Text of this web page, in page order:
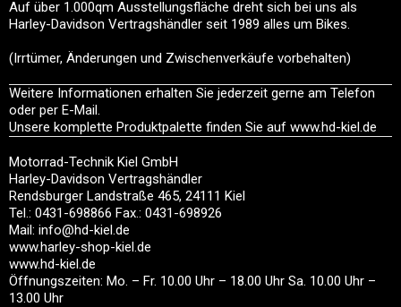
Auf über 1.000qm Ausstellungsfläche dreht sich bei uns als
Harley-Davidson Vertragshändler seit 1989 alles um Bikes.
(Irrtümer, Änderungen und Zwischenverkäufe vorbehalten)
Weitere Informationen erhalten Sie jederzeit gerne am Telefon
oder per E-Mail.
Unsere komplette Produktpalette finden Sie auf www.hd-kiel.de
Motorrad-Technik Kiel GmbH
Harley-Davidson Vertragshändler
Rendsburger Landstraße 465, 24111 Kiel
Tel.: 0431-698866 Fax.: 0431-698926
Mail: info@hd-kiel.de
www.harley-shop-kiel.de
www.hd-kiel.de
Öffnungszeiten: Mo. – Fr. 10.00 Uhr – 18.00 Uhr Sa. 10.00 Uhr –
13.00 Uhr